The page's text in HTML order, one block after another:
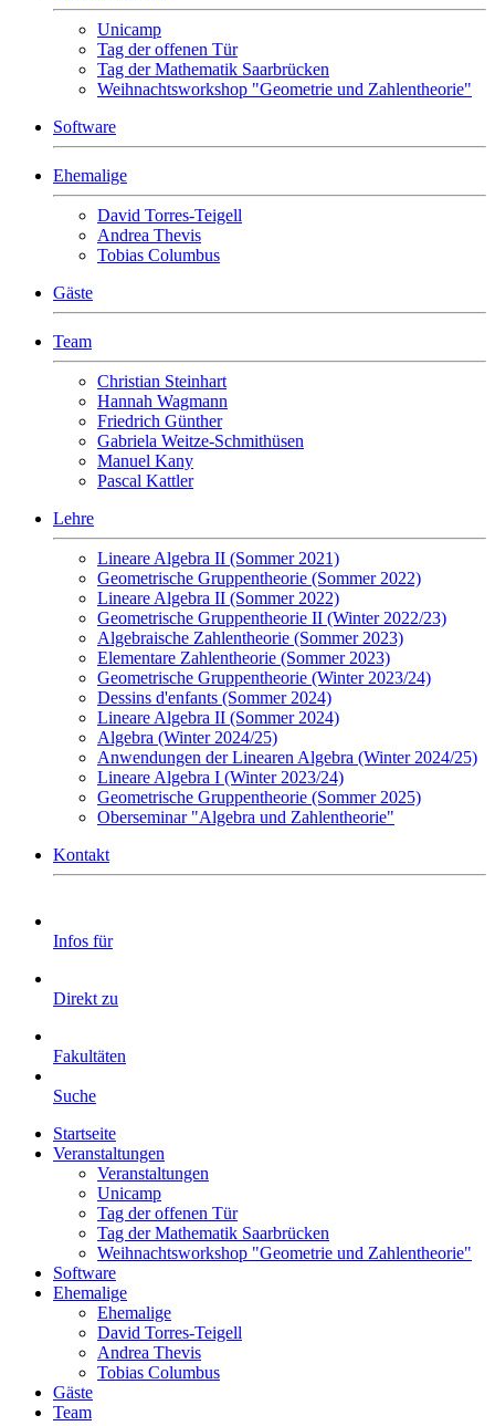
Unicamp
Tag der offenen Tür
Tag der Mathematik Saarbrücken
Weihnachtsworkshop "Geometrie und Zahlentheorie"
Software
Ehemalige
David Torres-Teigell
Andrea Thevis
Tobias Columbus
Gäste
Team
Christian Steinhart
Hannah Wagmann
Friedrich Günther
Gabriela Weitze-Schmithüsen
Manuel Kany
Pascal Kattler
Lehre
Lineare Algebra II (Sommer 2021)
Geometrische Gruppentheorie (Sommer 2022)
Lineare Algebra II (Sommer 2022)
Geometrische Gruppentheorie II (Winter 2022/23)
Algebraische Zahlentheorie (Sommer 2023)
Elementare Zahlentheorie (Sommer 2023)
Geometrische Gruppentheorie (Winter 2023/24)
Dessins d'enfants (Sommer 2024)
Lineare Algebra II (Sommer 2024)
Algebra (Winter 2024/25)
Anwendungen der Linearen Algebra (Winter 2024/25)
Lineare Algebra I (Winter 2023/24)
Geometrische Gruppentheorie (Sommer 2025)
Oberseminar "Algebra und Zahlentheorie"
Kontakt
Infos für
Direkt zu
Fakultäten
Suche
Startseite
Veranstaltungen
Veranstaltungen
Unicamp
Tag der offenen Tür
Tag der Mathematik Saarbrücken
Weihnachtsworkshop "Geometrie und Zahlentheorie"
Software
Ehemalige
Ehemalige
David Torres-Teigell
Andrea Thevis
Tobias Columbus
Gäste
Team